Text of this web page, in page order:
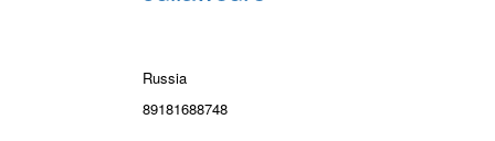
Russia
89181688748